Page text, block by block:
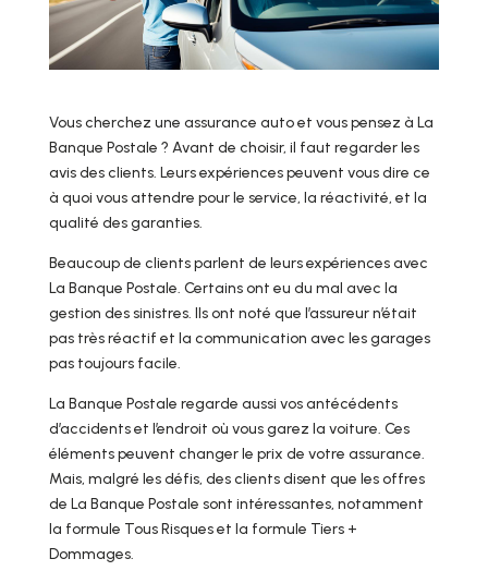
Vous cherchez une assurance auto et vous pensez à La
Banque Postale ? Avant de choisir, il faut regarder les
avis des clients. Leurs expériences peuvent vous dire ce
à quoi vous attendre pour le service, la réactivité, et la
qualité des garanties.
Beaucoup de clients parlent de leurs expériences avec
La Banque Postale. Certains ont eu du mal avec la
gestion des sinistres. Ils ont noté que l’assureur n’était
pas très réactif et la communication avec les garages
pas toujours facile.
La Banque Postale regarde aussi vos antécédents
d’accidents et l’endroit où vous garez la voiture. Ces
éléments peuvent changer le prix de votre assurance.
Mais, malgré les défis, des clients disent que les offres
de La Banque Postale sont intéressantes, notamment
la formule Tous Risques et la formule Tiers +
Dommages.